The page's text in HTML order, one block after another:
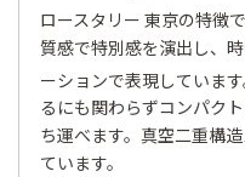
ロースタリー 東京の特徴
質感で特別感を演出し、
ーションで表現していま
るにも関わらずコンパク
ち運べます。真空二重構
ています。